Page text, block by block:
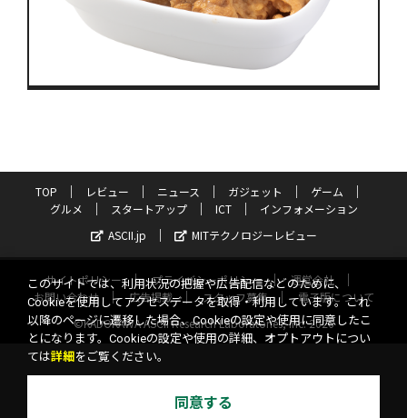
TOP レビュー ニュース ガジェット
ゲーム
グルメ
スタートアップ ICT
インフォメーション
ASCII.jp
MITテクノロジーレビュー
サイトポリシー プライバシーポリシー
運営会社
お問い合わせ
広告掲載 スタッフ募集
電子版について
©KADOKAWA ASCII Research Laboratories, Inc. 2026
このサイトでは、利用状況の把握や広告配信などのために、
Cookieを使用してアクセスデータを取得・利用しています。これ
以降のページに遷移した場合、Cookieの設定や使用に同意したこ
とになります。Cookieの設定や使用の詳細、オプトアウトについ
ては詳細 をご覧ください。
同意する